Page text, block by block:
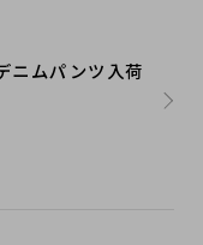
ムパンツ入荷